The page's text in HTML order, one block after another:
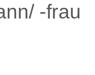
-frau